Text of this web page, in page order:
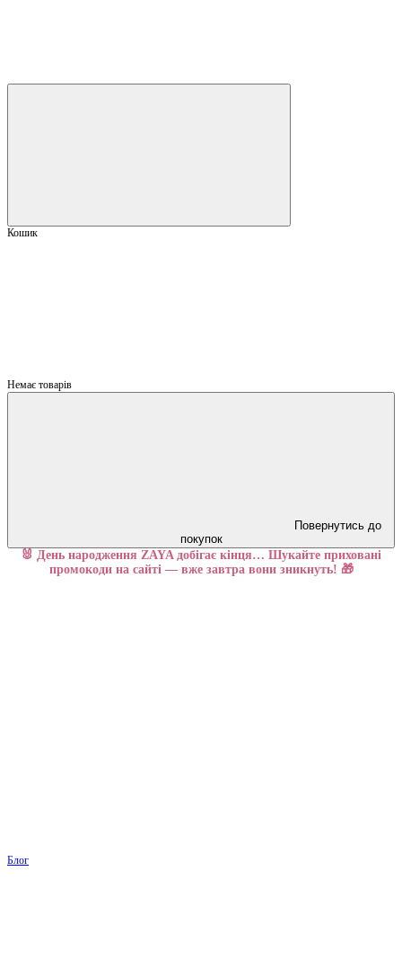
Кошик
Немає товарів
Повернутись до
покупок
🐰 День народження ZAYA добігає кінця… Шукайте приховані
промокоди на сайті — вже завтра вони зникнуть! 🎁
Блог